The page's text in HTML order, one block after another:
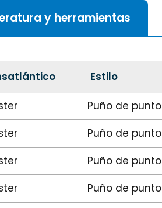
y herramientas
Estilo
Puño de punto
Puño de punto
Puño de punto
Puño de punto